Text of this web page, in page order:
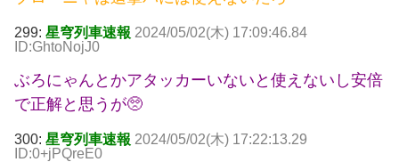
299: 星穹列車速報 2024/05/02(木) 17:09:46.84
ID:GhtoNojJ0
ぶろにゃんとかアタッカーいないと使えないし安倍
で正解と思うが🥺
300: 星穹列車速報 2024/05/02(木) 17:22:13.29
ID:0+jPQreE0